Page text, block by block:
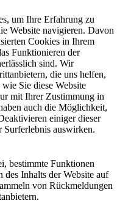
um Ihre Erfahrung zu
Website navigieren. Davon
Cookies in Ihrem
Funktionieren der
sind. Wir
die uns helfen,
Sie diese Website
mit Ihrer Zustimmung in
auch die Möglichkeit,
einiger dieser
auswirken.
bestimmte Funktionen
des Inhalts der Website auf
von Rückmeldungen